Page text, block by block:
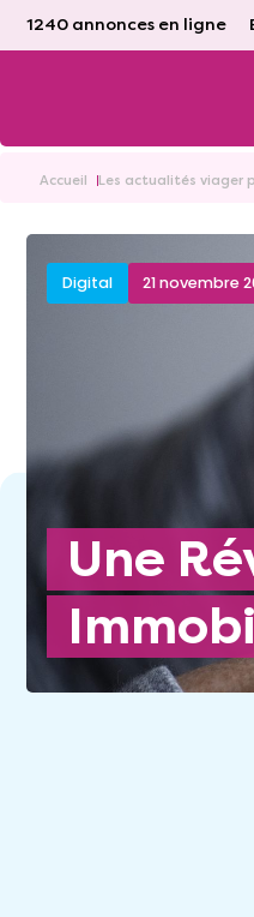
1240 annonces en ligne
Accueil Les actualités viager
Digital 21 novembre
Une Révolution dans le Secteur